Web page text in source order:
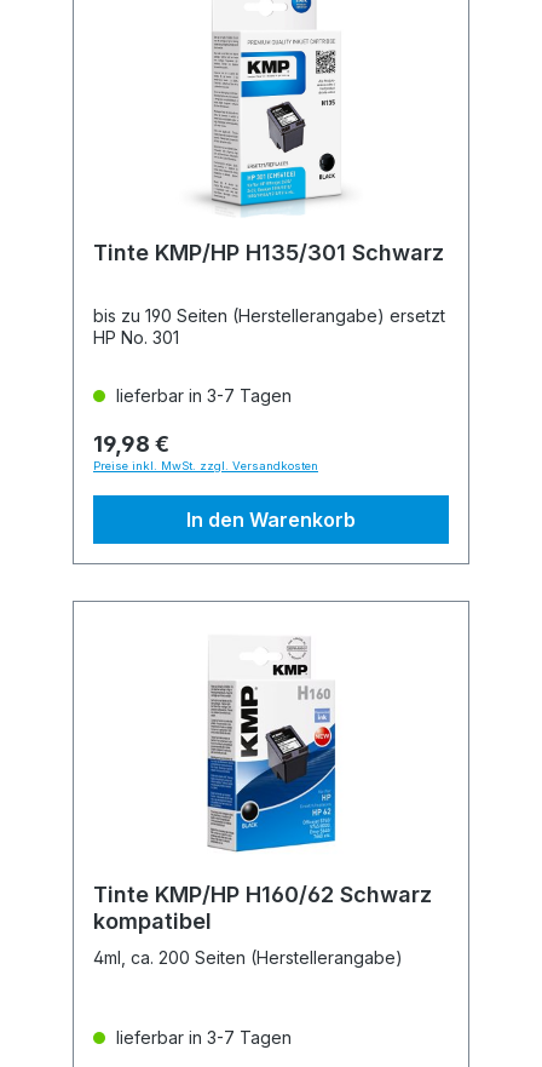
Tinte KMP/HP H135/301 Schwarz
bis zu 190 Seiten (Herstellerangabe) ersetzt
HP No. 301
lieferbar in 3-7 Tagen
19,98 €
Preise inkl. MwSt. zzgl. Versandkosten
In den Warenkorb
Tinte KMP/HP H160/62 Schwarz
kompatibel
4ml, ca. 200 Seiten (Herstellerangabe)
lieferbar in 3-7 Tagen